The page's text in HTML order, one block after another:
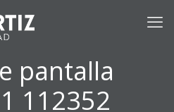
pantalla
112352